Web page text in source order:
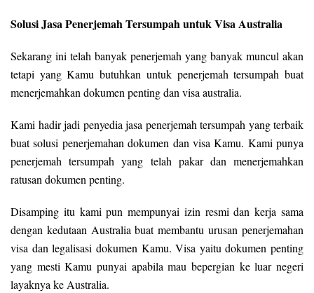
Solusi Jasa Penerjemah Tersumpah untuk Visa Australia
Sekarang ini telah banyak penerjemah yang banyak muncul akan
tetapi yang Kamu butuhkan untuk penerjemah tersumpah buat
menerjemahkan dokumen penting dan visa australia.
Kami hadir jadi penyedia jasa penerjemah tersumpah yang terbaik
buat solusi penerjemahan dokumen dan visa Kamu. Kami punya
penerjemah tersumpah yang telah pakar dan menerjemahkan
ratusan dokumen penting.
Disamping itu kami pun mempunyai izin resmi dan kerja sama
dengan kedutaan Australia buat membantu urusan penerjemahan
visa dan legalisasi dokumen Kamu. Visa yaitu dokumen penting
yang mesti Kamu punyai apabila mau bepergian ke luar negeri
layaknya ke Australia.